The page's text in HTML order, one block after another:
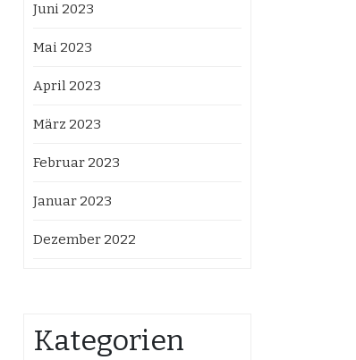
Juni 2023
Mai 2023
April 2023
März 2023
Februar 2023
Januar 2023
Dezember 2022
Kategorien